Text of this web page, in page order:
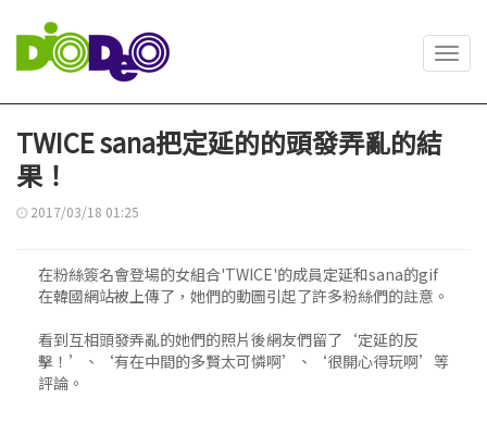
TWICE sana把定延的的頭發弄亂的結
果！
2017/03/18 01:25
在粉絲簽名會登場的女組合'TWICE'的成員定延和sana的gif
在韓國網站被上傳了，她們的動圖引起了許多粉絲們的註意。
看到互相頭發弄亂的她們的照片後網友們留了‘定延的反
擊！’、‘有在中間的多賢太可憐啊’、‘很開心得玩啊’等
評論。